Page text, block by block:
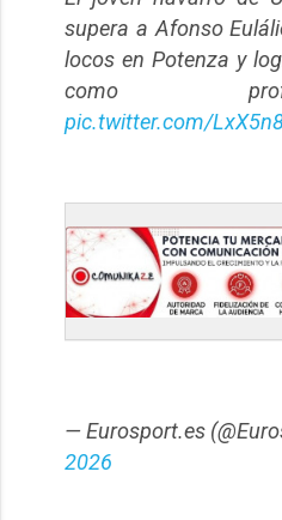
supera a Afonso
locos en Potenza y
como
pic.twitter.com/
— Eurosport.es
2026